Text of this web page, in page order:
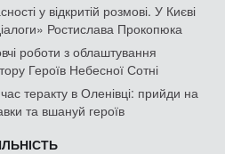
у відкритій розмові. У Києві
Ростислава Прокопюка
роботи з облаштування
Героїв Небесної Сотні
теракту в Оленівці: прийди на
та вшануй героїв